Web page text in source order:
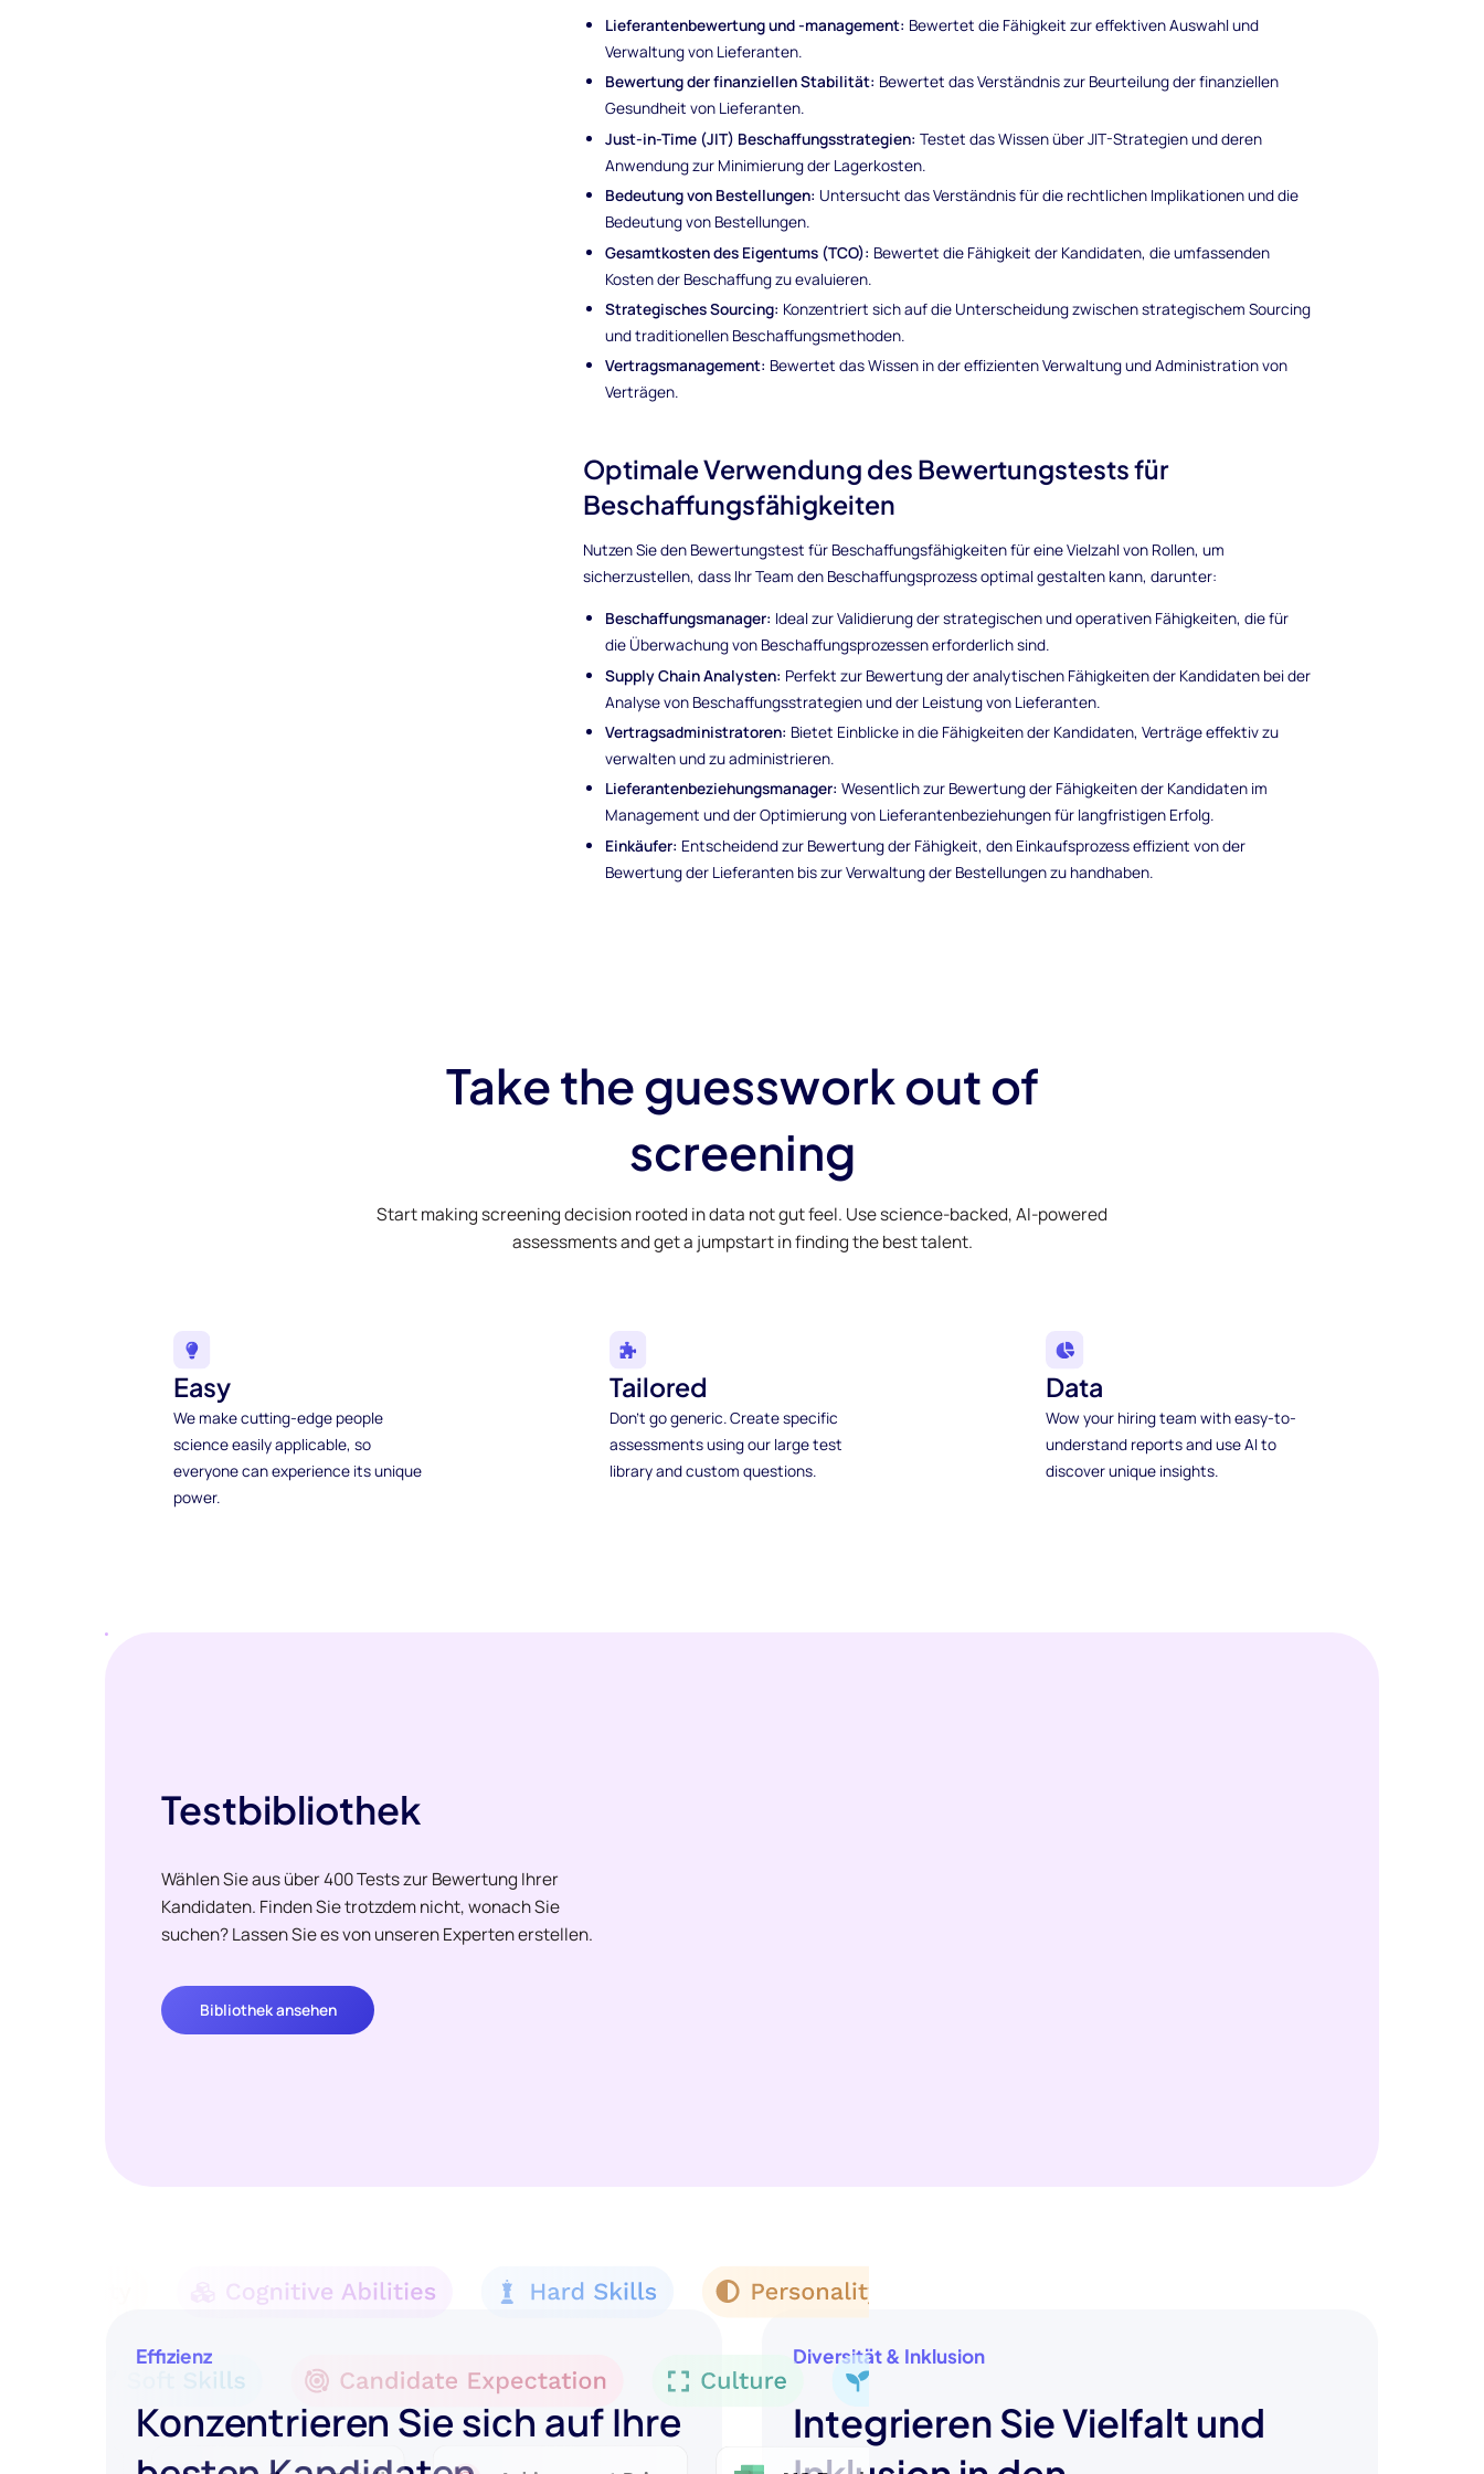
Lieferantenbewertung und -management: Bewertet die Fähigkeit zur effektiven Auswahl und
Verwaltung von Lieferanten.
Bewertung der finanziellen Stabilität: Bewertet das Verständnis zur Beurteilung der finanziellen
Gesundheit von Lieferanten.
Just-in-Time (JIT) Beschaffungsstrategien: Testet das Wissen über JIT-Strategien und deren
Anwendung zur Minimierung der Lagerkosten.
Bedeutung von Bestellungen: Untersucht das Verständnis für die rechtlichen Implikationen und die
Bedeutung von Bestellungen.
Gesamtkosten des Eigentums (TCO): Bewertet die Fähigkeit der Kandidaten, die umfassenden
Kosten der Beschaffung zu evaluieren.
Strategisches Sourcing: Konzentriert sich auf die Unterscheidung zwischen strategischem Sourcing
und traditionellen Beschaffungsmethoden.
Vertragsmanagement: Bewertet das Wissen in der effizienten Verwaltung und Administration von
Verträgen.
Optimale Verwendung des Bewertungstests für
Beschaffungsfähigkeiten
Nutzen Sie den Bewertungstest für Beschaffungsfähigkeiten für eine Vielzahl von Rollen, um
sicherzustellen, dass Ihr Team den Beschaffungsprozess optimal gestalten kann, darunter:
Beschaffungsmanager: Ideal zur Validierung der strategischen und operativen Fähigkeiten, die für
die Überwachung von Beschaffungsprozessen erforderlich sind.
Supply Chain Analysten: Perfekt zur Bewertung der analytischen Fähigkeiten der Kandidaten bei der
Analyse von Beschaffungsstrategien und der Leistung von Lieferanten.
Vertragsadministratoren: Bietet Einblicke in die Fähigkeiten der Kandidaten, Verträge effektiv zu
verwalten und zu administrieren.
Lieferantenbeziehungsmanager: Wesentlich zur Bewertung der Fähigkeiten der Kandidaten im
Management und der Optimierung von Lieferantenbeziehungen für langfristigen Erfolg.
Einkäufer: Entscheidend zur Bewertung der Fähigkeit, den Einkaufsprozess effizient von der
Bewertung der Lieferanten bis zur Verwaltung der Bestellungen zu handhaben.
Take the guesswork out of
screening
Start making screening decision rooted in data not gut feel. Use science-backed, AI-powered
assessments and get a jumpstart in finding the best talent.
Easy
We make cutting-edge people
science easily applicable, so
everyone can experience its unique
power.
Tailored
Don't go generic. Create specific
assessments using our large test
library and custom questions.
Data
Wow your hiring team with easy-to-
understand reports and use AI to
discover unique insights.
Testbibliothek
Wählen Sie aus über 400 Tests zur Bewertung Ihrer
Kandidaten. Finden Sie trotzdem nicht, wonach Sie
suchen? Lassen Sie es von unseren Experten erstellen.
Bibliothek ansehen
Effizienz
Konzentrieren Sie sich auf Ihre
Diversität & Inklusion
Integrieren Sie Vielfalt und